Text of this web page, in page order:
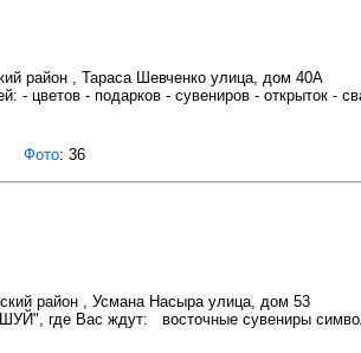
район , Тараса Шевченко улица, дом 40А
- цветов - подарков - сувениров - открыток -
Фото: 36
район , Усмана Насыра улица, дом 53
где Вас ждут: восточные сувениры